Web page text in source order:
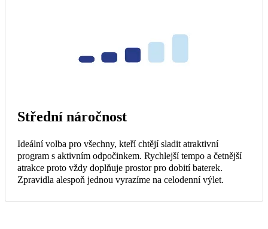
Střední náročnost
Ideální volba pro všechny, kteří chtějí sladit atraktivní
program s aktivním odpočinkem. Rychlejší tempo a četnější
atrakce proto vždy doplňuje prostor pro dobití baterek.
Zpravidla alespoň jednou vyrazíme na celodenní výlet.